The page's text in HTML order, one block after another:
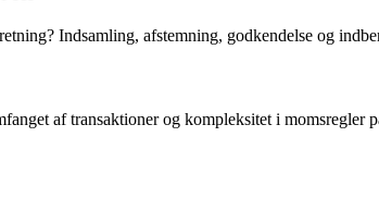
Indsamling, afstemning, godkendelse og
af transaktioner og kompleksitet i momsregler